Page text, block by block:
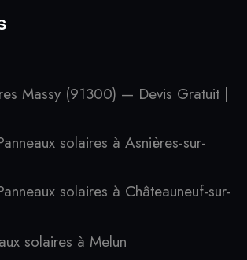
Massy (91300) — Devis Gratuit |
solaires à Asnières-sur-
solaires à Châteauneuf-sur-
solaires à Melun